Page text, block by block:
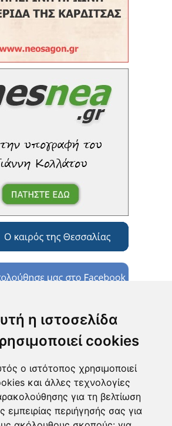
η ιστοσελίδα
cookies
ο ιστότοπος χρησιμοποιεί
και άλλες τεχνολογίες
για τη βελτίωση
εμπειρίας περιήγησής σας για
|SNG Services
Όροι Χρήσης |Δήλωση
| Περιεχόμενο